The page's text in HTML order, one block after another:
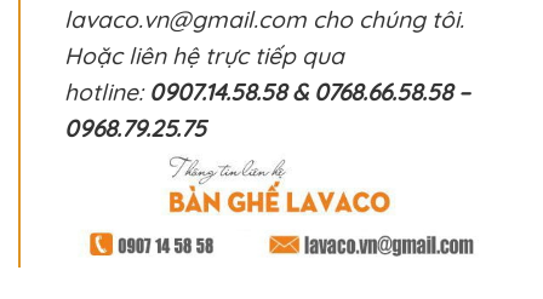
lavaco.vn@gmail.com cho chúng tôi.
Hoặc liên hệ trực tiếp qua
hotline: 0907.14.58.58 & 0768.66.58.58 –
0968.79.25.75